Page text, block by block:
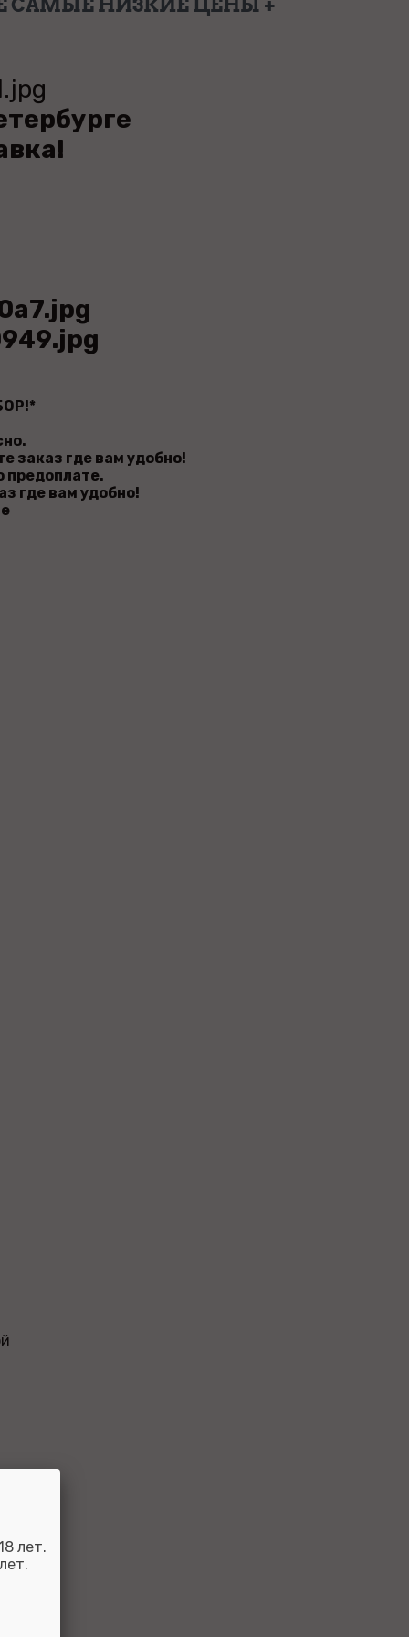
САМЫЕ НИЗКИЕ ЦЕНЫ +
где вам удобно!
где вам удобно!
лет.